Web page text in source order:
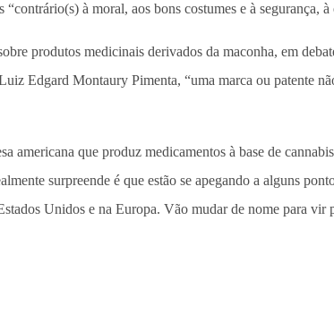
à moral, aos bons costumes e à segurança,
produtos medicinais derivados da maconha, em
Edgard Montaury Pimenta, “uma marca ou patente
americana que produz medicamentos à base de
surpreende é que estão se apegando a alguns
Unidos e na Europa. Vão mudar de nome para